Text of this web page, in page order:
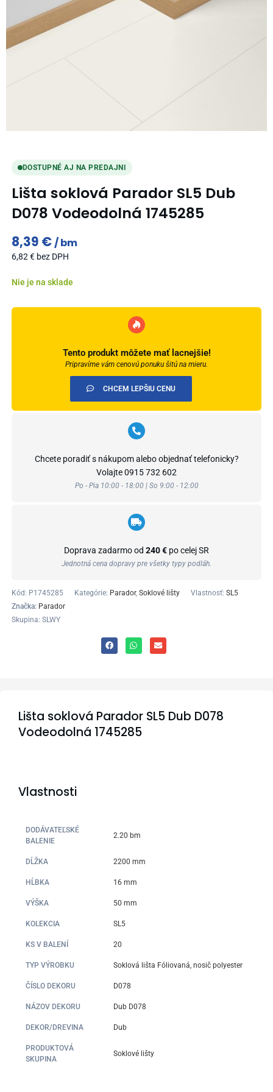
DOSTUPNÉ AJ NA PREDAJNI
Lišta soklová Parador SL5 Dub
D078 Vodeodolná 1745285
8,39 € bm
6,82 € bez DPH
Nie je na sklade
Tento produkt môžete mať lacnejšie!
Pripravíme vám cenovú ponuku šitú na mieru.
CHCEM LEPŠIU CENU
Chcete poradiť s nákupom alebo objednať telefonicky?
Volajte0915 732 602
Po - Pia 10:00 - 18:00 | So 9:00 - 12:00
Doprava zadarmo od 240 € po celej SR
Jednotná cena dopravy pre všetky typy podláh.
Kód: P1745285 Kategórie: Parador, Soklové lišty Vlastnosť: SL5
Značka: Parador
Skupina: SLWY
Lišta soklová Parador SL5 Dub D078
Vodeodolná 1745285
Vlastnosti
DODÁVATEĽSKÉ
BALENIE
2.20 bm
DĹŽKA 2200 mm
HĹBKA 16 mm
VÝŠKA 50 mm
KOLEKCIA SL5
KS V BALENÍ 20
TYP VÝROBKU Soklová lišta Fóliovaná, nosič polyester
ČÍSLO DEKORU D078
NÁZOV DEKORU Dub D078
DEKOR/DREVINA Dub
PRODUKTOVÁ
SKUPINA
Soklové lišty